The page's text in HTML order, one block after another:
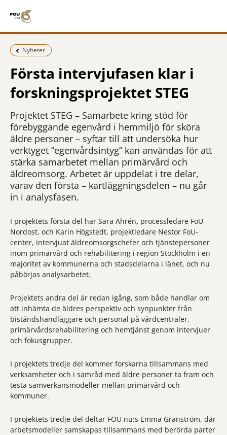
Föregående sida:
Nyheter
Första intervjufasen klar i
forskningsprojektet STEG
Projektet STEG – Samarbete kring stöd för
förebyggande egenvård i hemmiljö för sköra
äldre personer – syftar till att undersöka hur
verktyget ”egenvårdsintyg” kan användas för att
stärka samarbetet mellan primärvård och
äldreomsorg. Arbetet är uppdelat i tre delar,
varav den första – kartläggningsdelen – nu går
in i analysfasen.
I projektets första del har Sara Ahrén, processledare FoU
Nordost, och Karin Högstedt, projektledare Nestor FoU-
center, intervjuat äldreomsorgschefer och tjänstepersoner
inom primärvård och rehabilitering i region Stockholm i en
majoritet av kommunerna och stadsdelarna i länet, och nu
påbörjas analysarbetet.
Projektets andra del är redan igång, som både handlar om
att inhämta de äldres perspektiv och synpunkter från
biståndshandläggare och personal på vårdcentraler,
primärvårdsrehabilitering och hemtjänst genom intervjuer
och fokusgrupper.
I projektets tredje del kommer forskarna tillsammans med
verksamheter och i samråd med äldre personer ta fram och
testa samverkansmodeller mellan primärvård och
kommuner.
I projektets tredje del deltar FOU nu:s Emma Granström, där
arbetsmodeller samskapas tillsammans med berörda parter